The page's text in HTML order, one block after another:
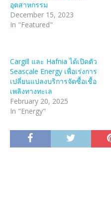
อุตสาหกรรม
December 15, 2023
In "Featured"
Cargill และ Hafnia ได้เปิดตัว
Seascale Energy เพื่อเร่งการ
เปลี่ยนแปลงบริการจัดซื้อเชื้อ
เพลิงทางทะเล
February 20, 2025
In "Energy"